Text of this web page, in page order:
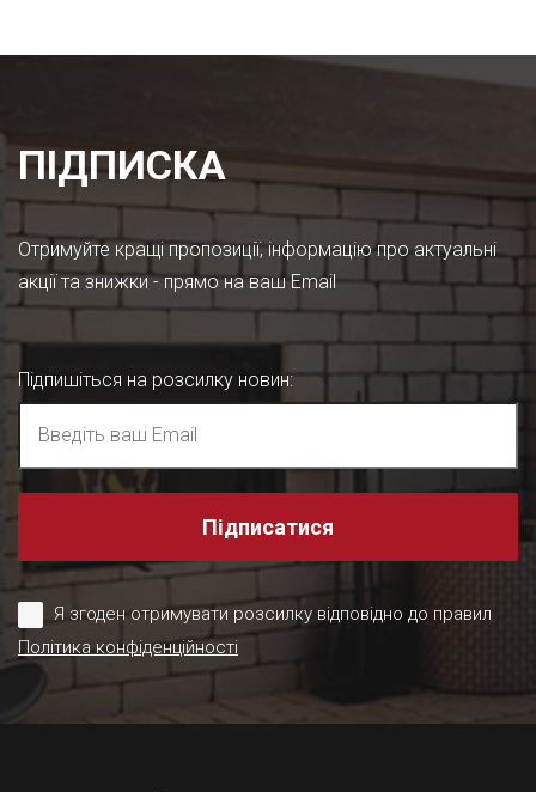
ПІДПИСКА
Отримуйте кращі пропозиції, інформацію про актуальні
акції та знижки - прямо на ваш Email
Підпишіться на розсилку новин:
Підписатися
Я згоден отримувати розсилку відповідно до правил
Політика конфіденційності